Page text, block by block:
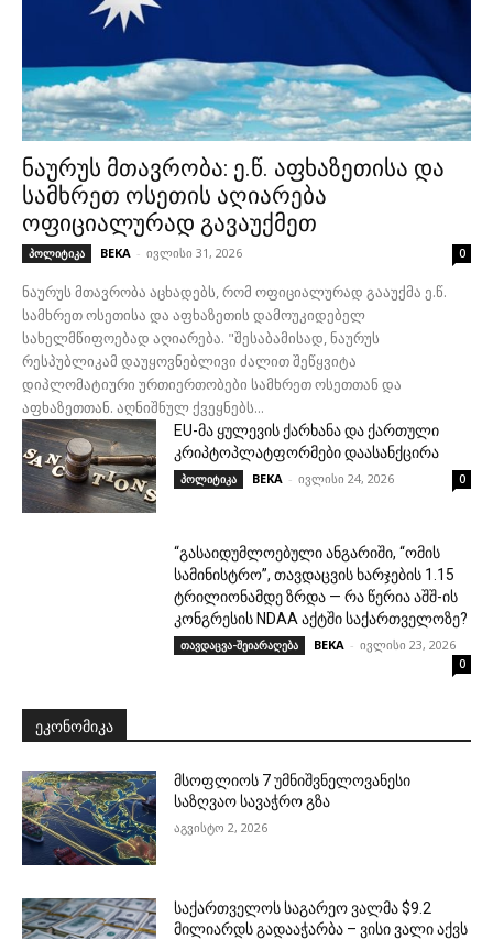
ნაურუს მთავრობა: ე.წ. აფხაზეთისა და
სამხრეთ ოსეთის აღიარება
ოფიციალურად გავაუქმეთ
პოლიტიკა BEKA - ივლისი 31, 2026 0
ნაურუს მთავრობა აცხადებს, რომ ოფიციალურად გააუქმა ე.წ.
სამხრეთ ოსეთისა და აფხაზეთის დამოუკიდებელ
სახელმწიფოებად აღიარება. "შესაბამისად, ნაურუს
რესპუბლიკამ დაუყოვნებლივი ძალით შეწყვიტა
დიპლომატიური ურთიერთობები სამხრეთ ოსეთთან და
აფხაზეთთან. აღნიშნულ ქვეყნებს...
EU-მა ყულევის ქარხანა და ქართული
კრიპტოპლატფორმები დაასანქცირა
პოლიტიკა BEKA - ივლისი 24, 2026 0
“გასაიდუმლოებული ანგარიში, “ომის
სამინისტრო”, თავდაცვის ხარჯების 1.15
ტრილიონამდე ზრდა — რა წერია აშშ-ის
კონგრესის NDAA აქტში საქართველოზე?
თავდაცვა-შეიარაღება BEKA - ივლისი 23, 2026
0
ᲔᲙᲝᲜᲝᲛᲘᲙᲐ
მსოფლიოს 7 უმნიშვნელოვანესი
საზღვაო სავაჭრო გზა
აგვისტო 2, 2026
საქართველოს საგარეო ვალმა $9.2
მილიარდს გადააჭარბა – ვისი ვალი აქვს